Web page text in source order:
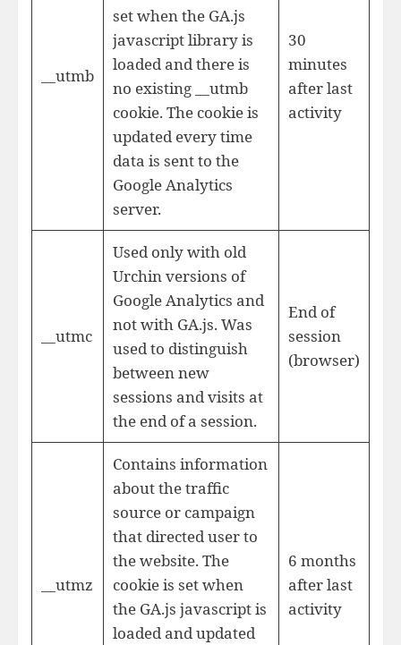
__utmb
set when the GA.js
javascript library is
loaded and there is
no existing __utmb
cookie. The cookie is
updated every time
data is sent to the
Google Analytics
server.
30
minutes
after last
activity
__utmc
Used only with old
Urchin versions of
Google Analytics and
not with GA.js. Was
used to distinguish
between new
sessions and visits at
the end of a session.
End of
session
(browser)
__utmz
Contains information
about the traffic
source or campaign
that directed user to
the website. The
cookie is set when
the GA.js javascript is
loaded and updated
6 months
after last
activity